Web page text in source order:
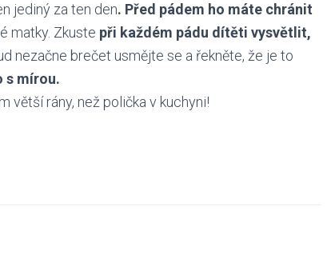
jediný za ten den. Před pádem ho máte chránit
matky. Zkuste při každém pádu dítěti vysvětlit,
nezačne brečet usmějte se a řekněte, že je to
s mírou.
větší rány, než polička v kuchyni!